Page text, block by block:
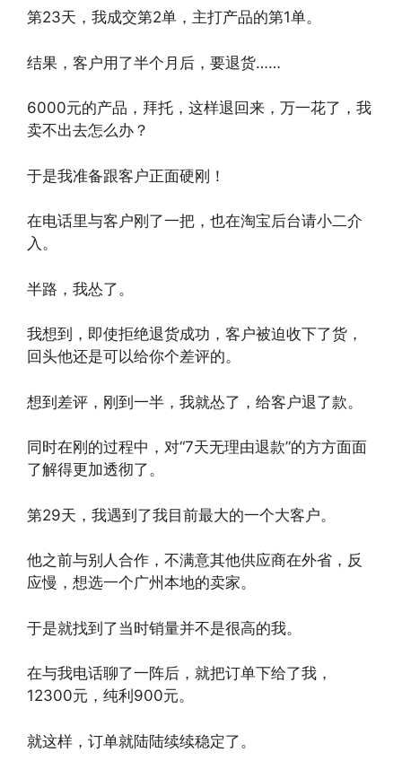
第23天，我成交第2单，主打产品的第1单。
结果，客户用了半个月后，要退货……
6000元的产品，拜托，这样退回来，万一花了，我
卖不出去怎么办？
于是我准备跟客户正面硬刚！
在电话里与客户刚了一把，也在淘宝后台请小二介
入。
半路，我怂了。
我想到，即使拒绝退货成功，客户被迫收下了货，
回头他还是可以给你个差评的。
想到差评，刚到一半，我就怂了，给客户退了款。
同时在刚的过程中，对“7天无理由退款”的方方面面
了解得更加透彻了。
第29天，我遇到了我目前最大的一个大客户。
他之前与别人合作，不满意其他供应商在外省，反
应慢，想选一个广州本地的卖家。
于是就找到了当时销量并不是很高的我。
在与我电话聊了一阵后，就把订单下给了我，
12300元，纯利900元。
就这样，订单就陆陆续续稳定了。